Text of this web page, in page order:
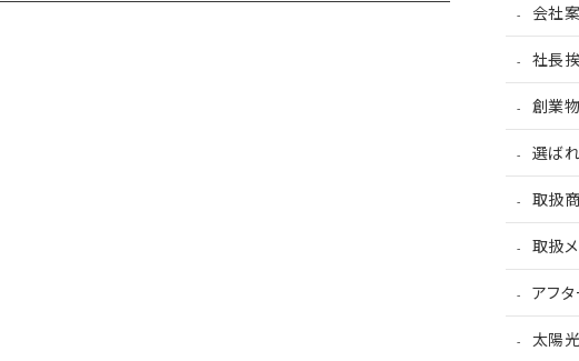
会社
社長
創業
選ば
取扱
取扱
アフ
太陽